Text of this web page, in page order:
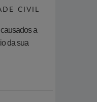
CIVIL
a
da sua